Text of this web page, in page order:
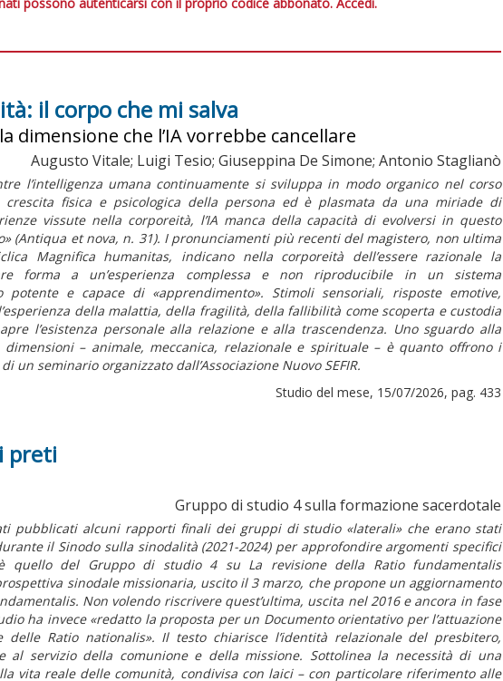
il corpo che mi salva
dimensione che l’IA vorrebbe cancellare
Augusto Vitale; Luigi Tesio; Giuseppina De Simone; Antonio Staglianò
l’intelligenza umana continuamente si sviluppa in modo organico nel corso
crescita fisica e psicologica della persona ed è plasmata da una miriade di
vissute nella corporeità, l’IA manca della capacità di evolversi in questo
(Antiqua et nova, n. 31). I pronunciamenti più recenti del magistero, non ultima
Magnifica humanitas, indicano nella corporeità dell’essere razionale la
forma a un’esperienza complessa e non riproducibile in un sistema
potente e capace di «apprendimento». Stimoli sensoriali, risposte emotive,
della malattia, della fragilità, della fallibilità come scoperta e custodia
l’esistenza personale alla relazione e alla trascendenza. Uno sguardo alla
– animale, meccanica, relazionale e spirituale – è quanto offrono i
seminario organizzato dall’Associazione Nuovo SEFIR.
Studio del mese, 15/07/2026, pag. 433
preti
Gruppo di studio 4 sulla formazione sacerdotale
pubblicati alcuni rapporti finali dei gruppi di studio «laterali» che erano stati
il Sinodo sulla sinodalità (2021-2024) per approfondire argomenti specifici
quello del Gruppo di studio 4 su La revisione della Ratio fundamentalis
sinodale missionaria, uscito il 3 marzo, che propone un aggiornamento
. Non volendo riscrivere quest’ultima, uscita nel 2016 e ancora in fase
ha invece «redatto la proposta per un Documento orientativo per l’attuazione
delle Ratio nationalis». Il testo chiarisce l’identità relazionale del presbitero,
servizio della comunione e della missione. Sottolinea la necessità di una
vita reale delle comunità, condivisa con laici – con particolare riferimento alle